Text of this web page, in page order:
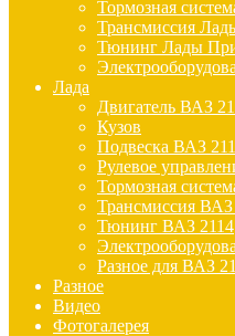
Тормозная
Трансмиссия
Тюнинг Лады
Лада
Двигатель ВАЗ
Кузов
Подвеска ВАЗ
Рулевое
Тормозная
Трансмиссия ВАЗ
Тюнинг ВАЗ 2114
Разное для ВАЗ
Разное
Видео
Фотогалерея